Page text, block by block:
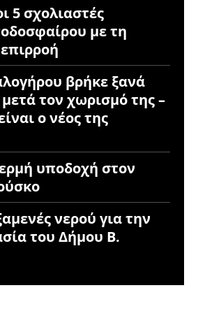
5 σχολιαστές
με τη
βρήκε ξανά
τον χωρισμό της –
ο νέος της
υποδοχή στον
νερού για την
του Δήμου Β.